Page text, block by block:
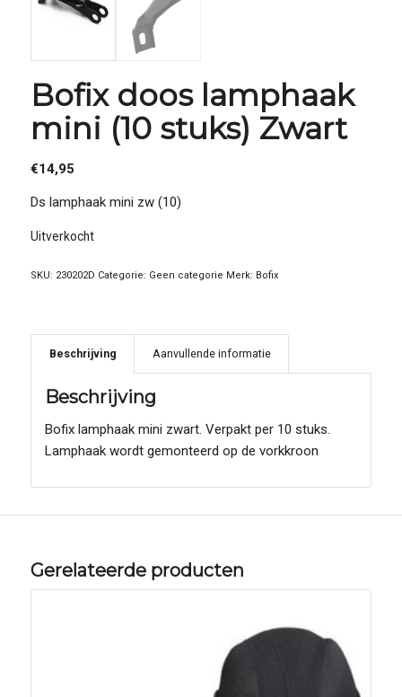
Bofix doos lamphaak
mini (10 stuks) Zwart
€14,95
Ds lamphaak mini zw (10)
Uitverkocht
SKU: 230202D Categorie: Geen categorie Merk: Bofix
Beschrijving Aanvullende informatie
Beschrijving
Bofix lamphaak mini zwart. Verpakt per 10 stuks.
Lamphaak wordt gemonteerd op de vorkkroon
Gerelateerde producten